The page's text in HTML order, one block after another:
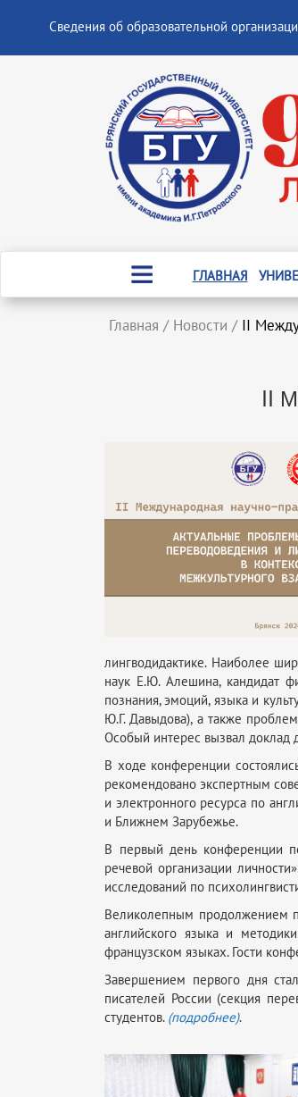
Сведения об образовательной
ГЛАВНАЯ
Главная / Новости / II
II
лингводидактике. Наиболее
наук Е.Ю. Алешина, кандидат
познания, эмоций, языка и
Ю.Г. Давыдова), а также
Особый интерес вызвал доклад
В ходе конференции
рекомендовано экспертным
и электронного ресурса по
и Ближнем Зарубежье.
В первый день конференции
речевой организации
исследований по
Великолепным продолжением
английского языка и
французском языках. Гости
Завершением первого дня
писателей России (секция
студентов. (подробнее).